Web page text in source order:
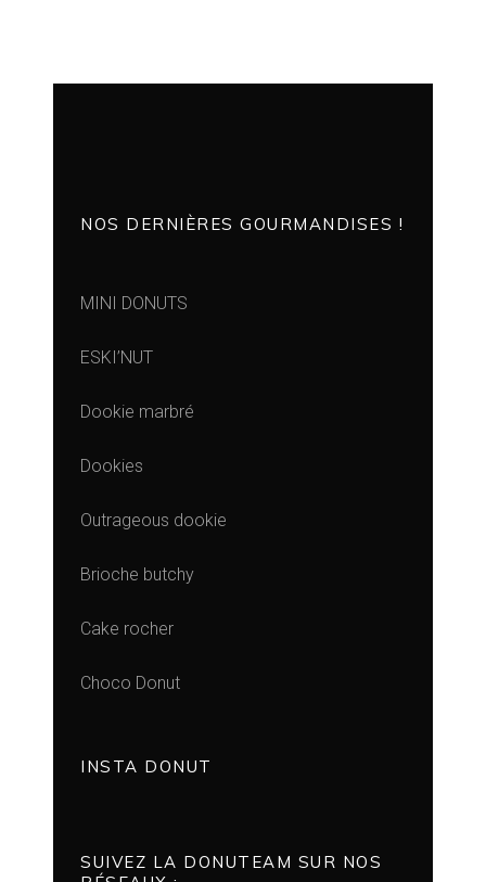
NOS DERNIÈRES GOURMANDISES !
MINI DONUTS
ESKI’NUT
Dookie marbré
Dookies
Outrageous dookie
Brioche butchy
Cake rocher
Choco Donut
INSTA DONUT
SUIVEZ LA DONUTEAM SUR NOS